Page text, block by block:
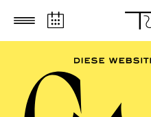
Zum Hauptinhalt springen